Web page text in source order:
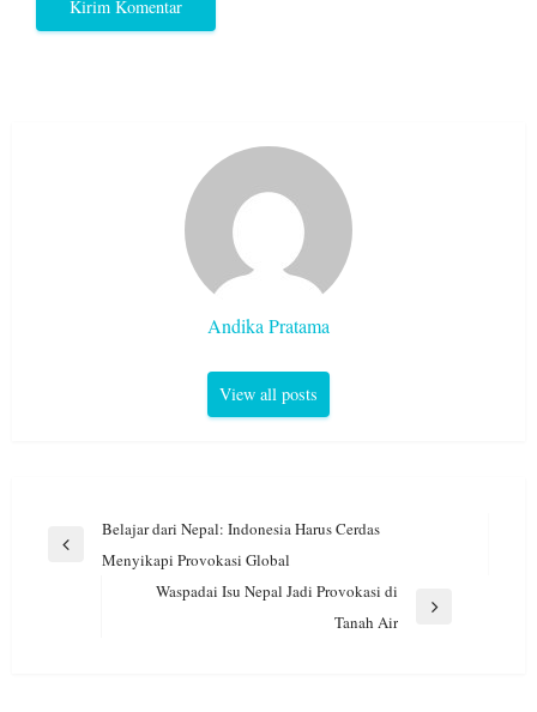
Andika Pratama
View all posts
Navigasi
Previous
Belajar dari Nepal: Indonesia Harus Cerdas
Menyikapi Provokasi Global
Waspadai Isu Nepal Jadi Provokasi di
Tanah Air